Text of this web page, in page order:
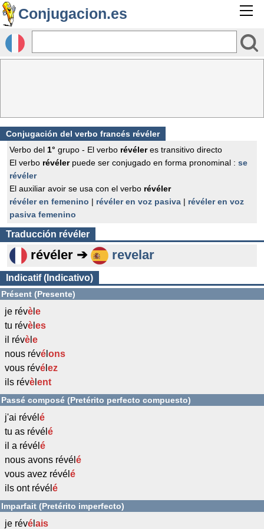
Conjugacion.es
Conjugación del verbo francés révéler
Verbo del 1° grupo - El verbo révéleres transitivo directo
El verbo révélerpuede ser conjugado en forma pronominal : se
révéler
El auxiliar avoir se usa con el verbo révéler
révéler en femenino | révéler en voz pasiva | révéler en voz
pasiva femenino
Traducción révéler
révéler ➔ revelar
Indicatif (Indicativo)
Présent (Presente)
je révè e
tu révè es
il révè e
nous révé ons
vous révé ez
ils révè ent
Passé composé (Pretérito perfecto compuesto)
j'ai révél é
tu as révél é
il a révél é
nous avons révél é
vous avez révél é
ils ont révél é
Imparfait (Pretérito imperfecto)
je révé ais